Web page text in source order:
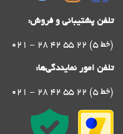
تلفن پشتیبانی و فروش:
021 - 28 42 55 22 (5 خط)
تلفن امور نمایندگی‌ها:
021 - 28 42 55 22 (5 خط)